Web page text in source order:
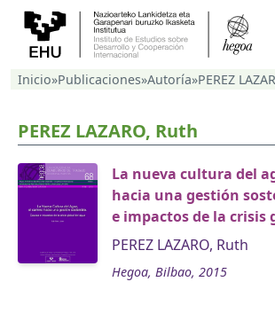
Inicio»Publicaciones»Autoría»PEREZ
PEREZ LAZARO, Ruth
La nueva cultura del
hacia una gestión
e impactos de la crisis
PEREZ LAZARO, Ruth
Hegoa, Bilbao, 2015